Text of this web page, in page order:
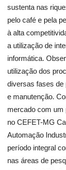
sustenta nas
pelo café e pela
à alta
a utilização de
informática.
utilização dos
diversas fases de
e manutenção.
mercado com um
no CEFET-MG
Automação
período integral
nas áreas de